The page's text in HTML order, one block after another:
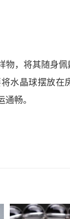
物，将其随身
水晶球摆放在
畅。